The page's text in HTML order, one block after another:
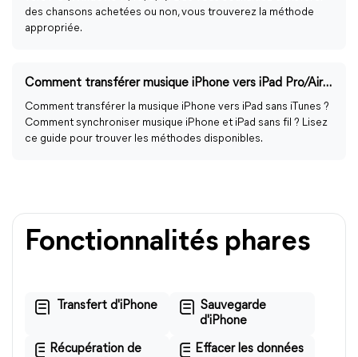
des chansons achetées ou non, vous trouverez la méthode
appropriée.
Comment transférer musique iPhone vers iPad Pro/Air/Mini ?
Comment transférer la musique iPhone vers iPad sans iTunes ?
Comment synchroniser musique iPhone et iPad sans fil ? Lisez
ce guide pour trouver les méthodes disponibles.
Fonctionnalités phares
Transfert d'iPhone
Sauvegarde
d'iPhone
Récupération de
Effacer les données